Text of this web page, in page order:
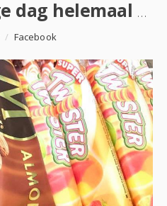
Om deze zonnige dag helemaal compleet te maken hebben wij vanaf vandaag weer lekkere ijsjes te koop!…
/ Facebook